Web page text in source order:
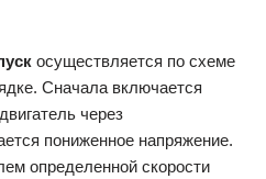
осуществляется по схеме
Сначала включается
через
пониженное напряжение.
определенной скорости